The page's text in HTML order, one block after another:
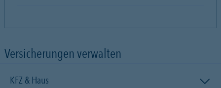
Versicherungen verwalten
KFZ & Haus